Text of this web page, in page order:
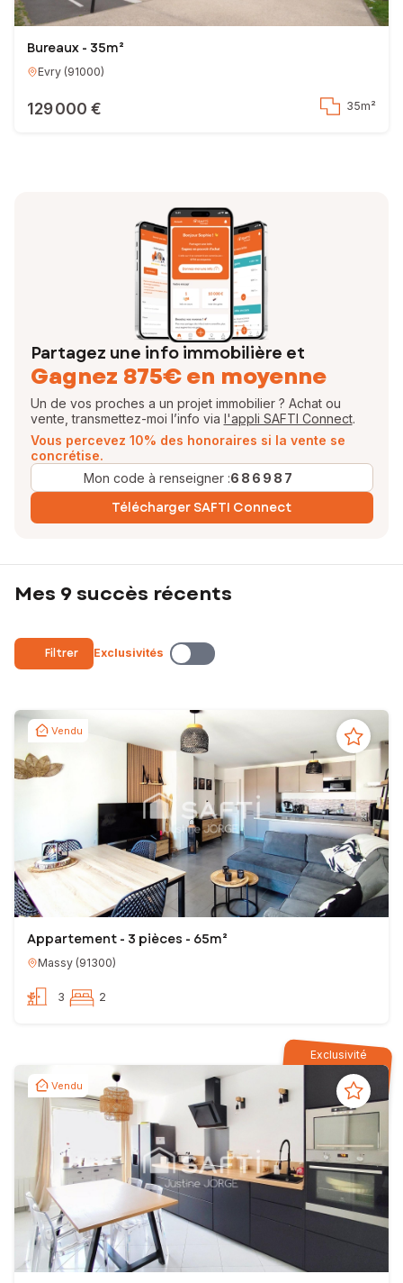
Bureaux - 35m²
Evry (91000)
129 000 € 35m²
Partagez une info immobilière et
Gagnez 875€ en moyenne
Un de vos proches a un projet immobilier ? Achat ou
vente, transmettez-moi l’info via l'appli SAFTI Connect.
Vous percevez 10% des honoraires si la vente se
concrétise.
Mon code à renseigner :686987
Télécharger SAFTI Connect
Mes 9 succès récents
Filtrer Exclusivités
Vendu
Appartement - 3 pièces - 65m²
Massy (91300)
3 2
Exclusivité
Vendu